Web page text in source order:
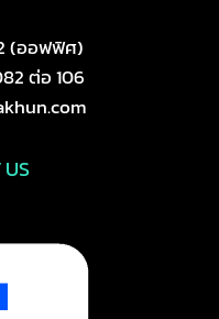
(ออฟฟิศ)
ต่อ 106
US